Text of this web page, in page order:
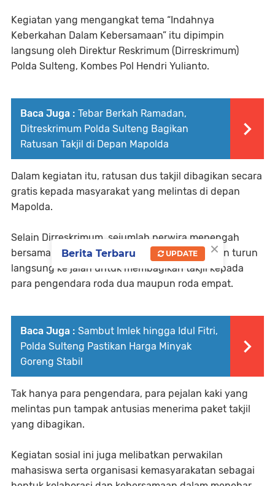
Kegiatan yang mengangkat tema “Indahnya
Keberkahan Dalam Kebersamaan” itu dipimpin
langsung oleh Direktur Reskrimum (Dirreskrimum)
Polda Sulteng, Kombes Pol Hendri Yulianto.
Baca Juga : Tebar Berkah Ramadan,
Ditreskrimum Polda Sulteng Bagikan
Ratusan Takjil di Depan Mapolda
Dalam kegiatan itu, ratusan dus takjil dibagikan secara
gratis kepada masyarakat yang melintas di depan
Mapolda.
Selain Dirreskrimum, sejumlah perwira menengah
bersama personel Ditreskrimum turut hadir dan turun
langsung ke jalan untuk membagikan takjil kepada
para pengendara roda dua maupun roda empat.
Baca Juga : Sambut Imlek hingga Idul Fitri,
Polda Sulteng Pastikan Harga Minyak
Goreng Stabil
Tak hanya para pengendara, para pejalan kaki yang
melintas pun tampak antusias menerima paket takjil
yang dibagikan.
Kegiatan sosial ini juga melibatkan perwakilan
mahasiswa serta organisasi kemasyarakatan sebagai
×
Berita Terbaru UPDATE